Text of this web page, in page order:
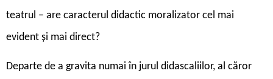
teatrul – are caracterul didactic moralizator cel mai
evident și mai direct?
Departe de a gravita numai în jurul didascaliilor, al căror